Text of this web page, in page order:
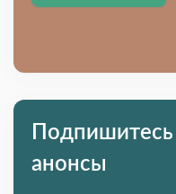
анонсы